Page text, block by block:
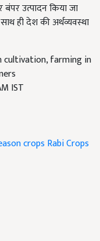
उत्पादन किया जा
ही देश की अर्थव्यवस्था
cultivation, farming in
IST
crops Rabi Crops